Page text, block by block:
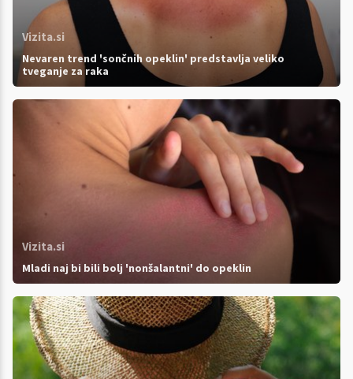
Vizita.si
Nevaren trend 'sončnih opeklin' predstavlja veliko
tveganje za raka
Vizita.si
Mladi naj bi bili bolj 'nonšalantni' do opeklin